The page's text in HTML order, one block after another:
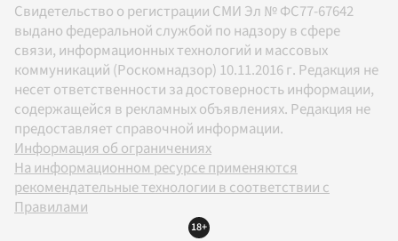
Свидетельство о регистрации СМИ Эл № ФС77-67642
выдано федеральной службой по надзору в сфере
связи, информационных технологий и массовых
коммуникаций (Роскомнадзор) 10.11.2016 г. Редакция не
несет ответственности за достоверность информации,
содержащейся в рекламных объявлениях. Редакция не
предоставляет справочной информации.
Информация об ограничениях
На информационном ресурсе применяются
рекомендательные технологии в соответствии с
Правилами
18+